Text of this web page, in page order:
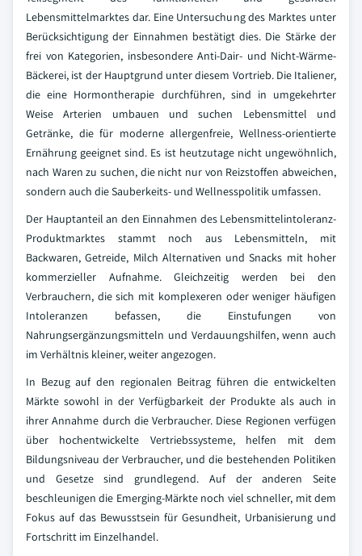
Lebensmittelmarktes dar. Eine Untersuchung des Marktes unter
Berücksichtigung der Einnahmen bestätigt dies. Die Stärke der
frei von Kategorien, insbesondere Anti-Dair- und Nicht-Wärme-
Bäckerei, ist der Hauptgrund unter diesem Vortrieb. Die Italiener,
die eine Hormontherapie durchführen, sind in umgekehrter
Weise Arterien umbauen und suchen Lebensmittel und
Getränke, die für moderne allergenfreie, Wellness-orientierte
Ernährung geeignet sind. Es ist heutzutage nicht ungewöhnlich,
nach Waren zu suchen, die nicht nur von Reizstoffen abweichen,
sondern auch die Sauberkeits- und Wellnesspolitik umfassen.
Der Hauptanteil an den Einnahmen des Lebensmittelintoleranz-
Produktmarktes stammt noch aus Lebensmitteln, mit
Backwaren, Getreide, Milch Alternativen und Snacks mit hoher
kommerzieller Aufnahme. Gleichzeitig werden bei den
Verbrauchern, die sich mit komplexeren oder weniger häufigen
Intoleranzen befassen, die Einstufungen von
Nahrungsergänzungsmitteln und Verdauungshilfen, wenn auch
im Verhältnis kleiner, weiter angezogen.
In Bezug auf den regionalen Beitrag führen die entwickelten
Märkte sowohl in der Verfügbarkeit der Produkte als auch in
ihrer Annahme durch die Verbraucher. Diese Regionen verfügen
über hochentwickelte Vertriebssysteme, helfen mit dem
Bildungsniveau der Verbraucher, und die bestehenden Politiken
und Gesetze sind grundlegend. Auf der anderen Seite
beschleunigen die Emerging-Märkte noch viel schneller, mit dem
Fokus auf das Bewusstsein für Gesundheit, Urbanisierung und
Fortschritt im Einzelhandel.